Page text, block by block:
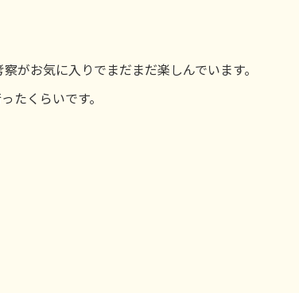
がお気に入りでまだまだ楽しんでいます。
たくらいです。